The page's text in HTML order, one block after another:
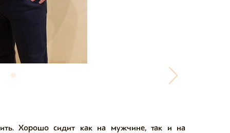
Хорошо сидит как на мужчине, так и на